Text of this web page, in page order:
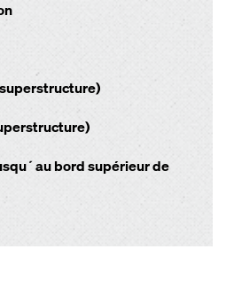
bord supérieur de